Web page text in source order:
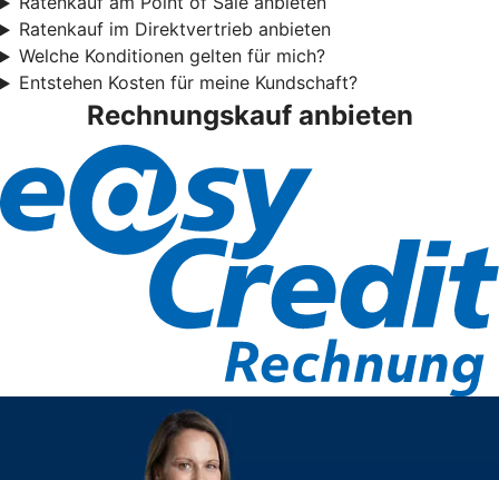
Ratenkauf im Direktvertrieb anbieten
Welche Konditionen gelten für mich?
Entstehen Kosten für meine Kundschaft?
Rechnungskauf anbieten